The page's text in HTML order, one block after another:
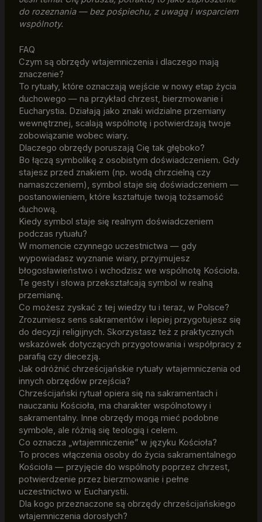
do rozeznania — bez pośpiechu, z uwagą i wsparciem
wspólnoty.
FAQ
Czym są obrzędy wtajemniczenia i dlaczego mają
znaczenie?
To rytuały, które oznaczają wejście w nowy etap życia
duchowego — na przykład chrzest, bierzmowanie i
Eucharystia. Działają jako znaki widzialne przemiany
wewnętrznej, scalają wspólnotę i potwierdzają twoje
zobowiązanie wobec wiary.
Dlaczego obrzędy poruszają Cię tak głęboko?
Bo łączą symbolikę z osobistym doświadczeniem. Gdy
stajesz przed znakiem (np. wodą chrzcielną czy
namaszczeniem), symbol staje się doświadczeniem —
postanowieniem, które kształtuje twoją tożsamość
duchową.
Kiedy symbol staje się realnym doświadczeniem
podczas rytuału?
W momencie czynnego uczestnictwa — gdy
wypowiadasz wyznanie wiary, przyjmujesz
błogosławieństwo i wchodzisz we wspólnotę Kościoła.
Te gesty i słowa przekształcają symbol w realną
przemianę.
Co możesz zyskać z tej wiedzy tu i teraz, w Polsce?
Zrozumiesz sens sakramentów i lepiej przygotujesz się
do decyzji religijnych. Skorzystasz też z praktycznych
wskazówek dotyczących przygotowania i współpracy z
parafią czy diecezją.
Jak odróżnić chrześcijańskie rytuały wtajemniczenia od
innych obrzędów przejścia?
Chrześcijański rytuał opiera się na sakramentach i
nauczaniu Kościoła, ma charakter wspólnotowy i
sakramentalny. Inne obrzędy mogą mieć podobne
symbole, ale różnią się teologią i celem.
Co oznacza „wtajemniczenie” w języku Kościoła?
To proces włączenia osoby do życia sakramentalnego
Kościoła — przyjęcie do wspólnoty poprzez chrzest,
potwierdzenie przez bierzmowanie i pełne
uczestnictwo w Eucharystii.
Dla kogo przeznaczone są obrzędy chrześcijańskiego
wtajemniczenia dorosłych?